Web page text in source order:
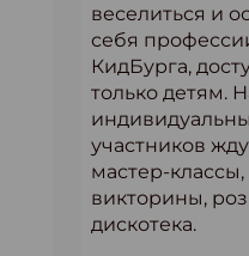
веселиться и
себя
КидБурга,
только детям.
участников
мастер-
викторины,
дискотека.